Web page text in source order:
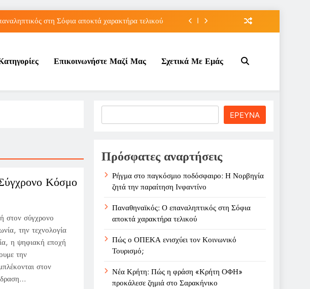
στη Σόφια αποκτά χαρακτήρα τελικού
«Κρήτη ΟΦΗ» προκάλεσε ζημιά στο Σαρακήνικο
στη Σόφια αποκτά χαρακτήρα τελικού
Πώς ο ΟΠΕΚΑ ενισχύει τον Κοινωνικό Τουρισμό;
Επικοινωνήστε Μαζί Μας Σχετικά Με Εμάς
Κόσμο
στον σύγχρονο
την τεχνολογία
η ψηφιακή εποχή
την
στον
ΕΡΕΥΝΑ
Πρόσφατες αναρτήσεις
Ρήγμα στο παγκόσμιο ποδόσφαιρο: Η Νορβηγία
ζητά την παραίτηση Ινφαντίνο
Παναθηναϊκός: Ο επαναληπτικός στη Σόφια
αποκτά χαρακτήρα τελικού
Πώς ο ΟΠΕΚΑ ενισχύει τον Κοινωνικό
Τουρισμό;
Νέα Κρήτη: Πώς η φράση «Κρήτη ΟΦΗ»
προκάλεσε ζημιά στο Σαρακήνικο